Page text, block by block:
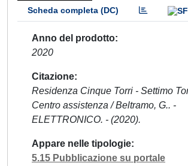
Scheda completa (DC)
Anno del prodotto
2020
Citazione
Residenza Cinque Torri - Settimo
Centro assistenza / Beltramo, G.. -
ELETTRONICO. - (2020).
Appare nelle tipologie
5.15 Pubblicazione su portale